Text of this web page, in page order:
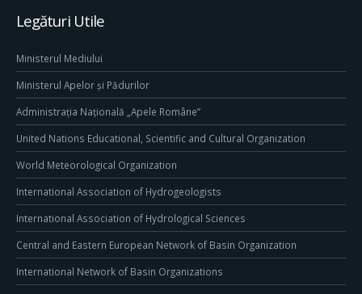
Legături Utile
Ministerul Mediului
Ministerul Apelor și Pădurilor
Administrația Națională „Apele Române”
United Nations Educational, Scientific and Cultural Organization
World Meteorological Organization
International Association of Hydrogeologists
International Association of Hydrological Sciences
Central and Eastern European Network of Basin Organization
International Network of Basin Organizations